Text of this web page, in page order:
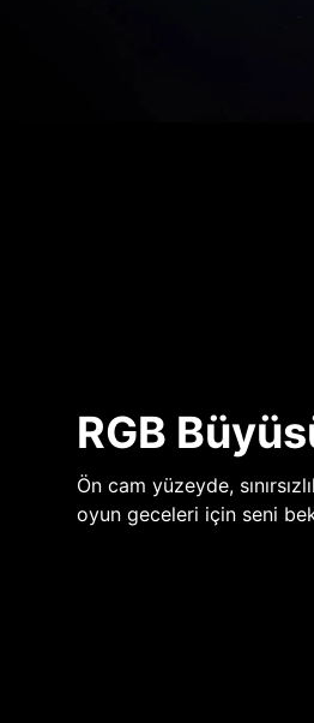
RGB
Ön cam yüzeyde,
oyun geceleri için seni